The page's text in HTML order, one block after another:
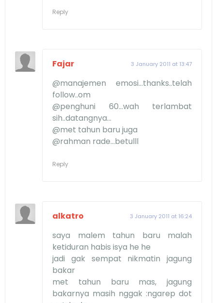
Reply
Fajar 3 January 2011 at 13:47
@manajemen emosi...thanks..telah
follow..om
@penghuni 60...wah terlambat
sih..datangnya...
@met tahun baru juga
@rahman rade...betulll
Reply
alkatro 3 January 2011 at 16:24
saya malem tahun baru malah
ketiduran habis isya he he
jadi gak sempat nikmatin jagung
bakar
met tahun baru mas, jagung
bakarnya masih nggak :ngarep dot